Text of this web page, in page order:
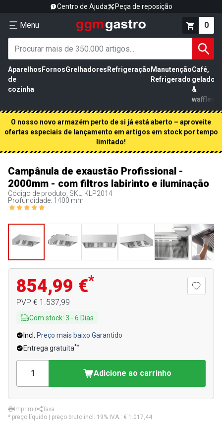
Centro de Ajuda Peça de reposição
Menu 0
Aparelhos
de
cozinha
FornosGrelhadores Refrigeração Manutenção
Refrigerado
Café,
gelados
&
waffles
O nosso novo armazém perto de si já está aberto – aproveite
ofertas especiais de lançamento em artigos em stock por tempo
limitado!
Campânula de exaustão Profissional -
2000mm - com filtros labirinto e iluminação
Código de produto, SKU KLP2014
Profundidade: 1400 mm
854,99 €*
PVP € 1.537,99
Com stock: 3 - 6 Dias
Incl.
Preço mais baixo Garantido
Entrega gratuita**
Adicione ao carrinho
Imprimir
Taxa
* preço líquido | preço bruto incl. 19% IVA.: € 1.017,44